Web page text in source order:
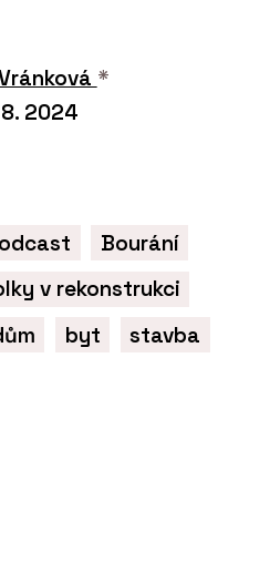
ke
využití -
HOMES
*
2024
Bourání
v rekonstrukci
byt
stavba